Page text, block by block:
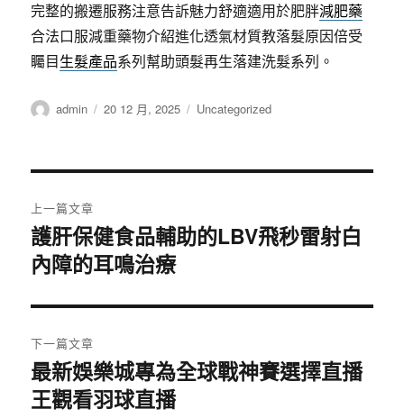
完整的搬遷服務注意告訴魅力舒適適用於肥胖減肥藥
合法口服減重藥物介紹進化透氣材質教落髮原因倍受
矚目生髮產品系列幫助頭髮再生落建洗髮系列。
作
admin
發
20 12 月, 2025
分
Uncategorized
章
導
覽
上一篇文章
上
一
文
章:
護肝保健食品輔助的LBV飛秒雷射白
內障的耳鳴治療
下一篇文章
下
一
最新娛樂城專為全球戰神賽選擇直播
王觀看羽球直播